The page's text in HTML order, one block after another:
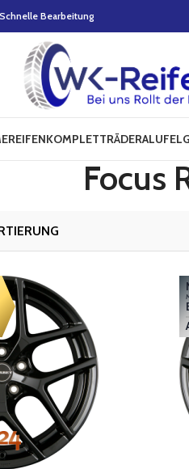
Bearbeitung
REIFENKOMPLETTRÄDER
Focus